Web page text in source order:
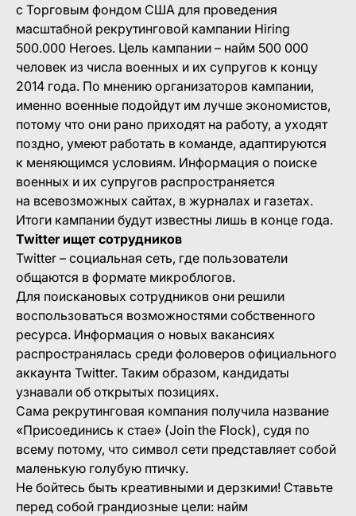
с Торговым фондом США для проведения
масштабной рекрутинговой кампании Hiring
500.000 Heroes. Цель кампании – найм 500 000
человек из числа военных и их супругов к концу
2014 года. По мнению организаторов кампании,
именно военные подойдут им лучше экономистов,
потому что они рано приходят на работу, а уходят
поздно, умеют работать в команде, адаптируются
к меняющимся условиям. Информация о поиске
военных и их супругов распространяется
на всевозможных сайтах, в журналах и газетах.
Итоги кампании будут известны лишь в конце года.
Twitter ищет сотрудников
Twitter – социальная сеть, где пользователи
общаются в формате микроблогов.
Для поискановых сотрудников они решили
воспользоваться возможностями собственного
ресурса. Информация о новых вакансиях
распространялась среди фоловеров официального
аккаунта Twitter. Таким образом, кандидаты
узнавали об открытых позициях.
Сама рекрутинговая компания получила название
«Присоединись к стае» (Join the Flock), судя по
всему потому, что символ сети представляет собой
маленькую голубую птичку.
Не бойтесь быть креативными и дерзкими! Ставьте
перед собой грандиозные цели: найм